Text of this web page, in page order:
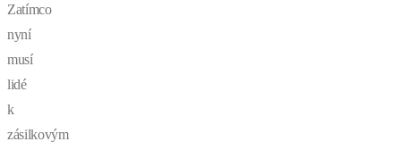
Zatímco
nyní
musí
lidé
k
zásilkovým